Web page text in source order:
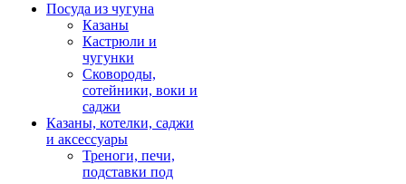
Посуда из чугуна
Казаны
Кастрюли и
чугунки
Сковороды,
сотейники, воки и
саджи
Казаны, котелки, саджи
и аксессуары
Треноги, печи,
подставки под